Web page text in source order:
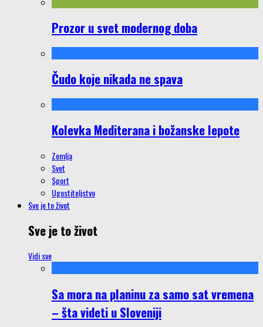
Prozor u svet modernog doba
Čudo koje nikada ne spava
Kolevka Mediterana i božanske lepote
Zemlja
Svet
Sport
Ugostiteljstvo
Sve je to život
Sve je to život
Vidi sve
Sa mora na planinu za samo sat vremena
– šta videti u Sloveniji